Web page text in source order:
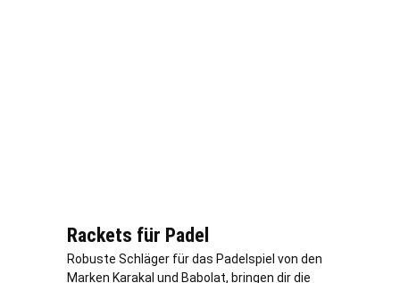
Rackets für Padel
Robuste Schläger für das Padelspiel von den
Marken Karakal und Babolat, bringen dir die